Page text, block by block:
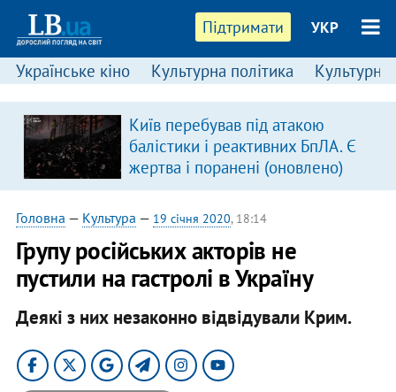
Підтримати УКР
Українське кіно Культурна політика Культурні
Київ перебував під атакою
балістики і реактивних БпЛА. Є
жертва і поранені (оновлено)
Головна — Культура — 19 січня 2020, 18:14
Групу російських акторів не
пустили на гастролі в Україну
Деякі з них незаконно відвідували Крим.